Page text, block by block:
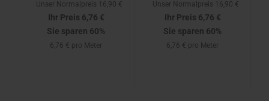
Unser Normalpreis 16,90 €
Ihr Preis 6,76 €
Sie sparen 60%
6,76 € pro Meter
Unser Normalpreis 16,90 €
Ihr Preis 6,76 €
Sie sparen 60%
6,76 € pro Meter